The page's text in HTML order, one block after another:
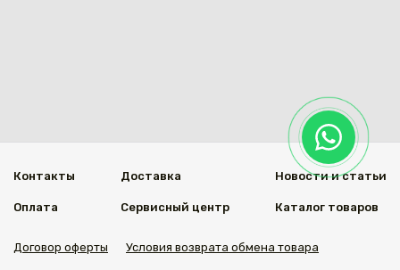
Контакты
Оплата
Доставка
Сервисный центр
Новости и статьи
Каталог товаров
Договор оферты Условия возврата обмена товара